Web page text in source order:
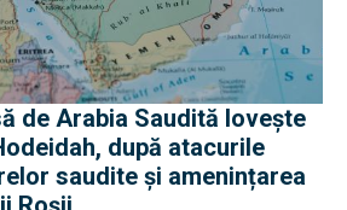
de Arabia Saudită lovește
după atacurile
saudite și amenințarea